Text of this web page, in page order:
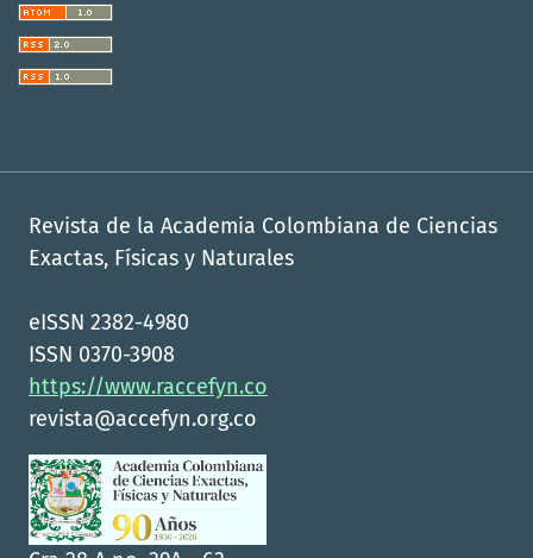
Revista de la Academia Colombiana de Ciencias
Exactas, Físicas y Naturales
eISSN 2382-4980
ISSN 0370-3908
https://www.raccefyn.co
revista@accefyn.org.co